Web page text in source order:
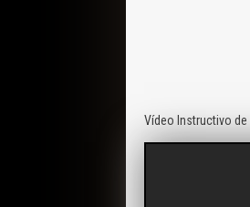
Vídeo Instructivo de